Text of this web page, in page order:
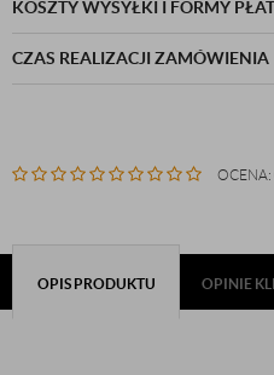
KOSZTY WYSYŁKI I FORMY
CZAS REALIZACJI ZAMÓWIENIA
OCENA:
OPIS PRODUKTU OPINIE